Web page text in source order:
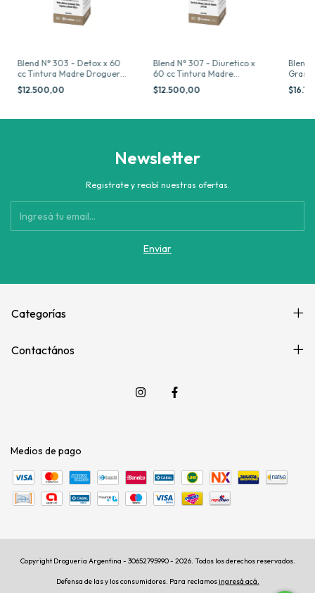
Blend N° 303 - Detox x 60
cc Tintura Madre Drogueria
Argentina
$12.500,00
Blend N° 307 - Diuretico x
60 cc Tintura Madre
Drogueria Argentina
$12.500,00
Blend
Newsletter
Registrate y recibí nuestras ofertas.
Categorías
Contactános
Medios de pago
Copyright Drogueria Argentina - 30652795990 - 2026. Todos los derechos reservados.
Defensa de las y los consumidores. Para reclamosingresá acá.